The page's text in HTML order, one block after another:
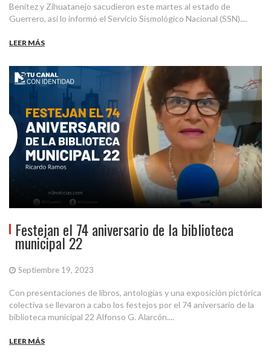
Benítez y Zihuatanejo sacudieron este martes al estado de
Guerrero, así lo informó el Servicio Sismológico Nacional (SSN)....
LEER MÁS
Festejan el 74 aniversario de la biblioteca
municipal 22
Septiembre 19, 2023
Con presentaciones de libros, antologías y una exposición pictórica
colectiva se llevaron a cabo los festejos por el 74 aniversario de la
biblioteca municipal 22 Alfonso G. Alarcón....
LEER MÁS